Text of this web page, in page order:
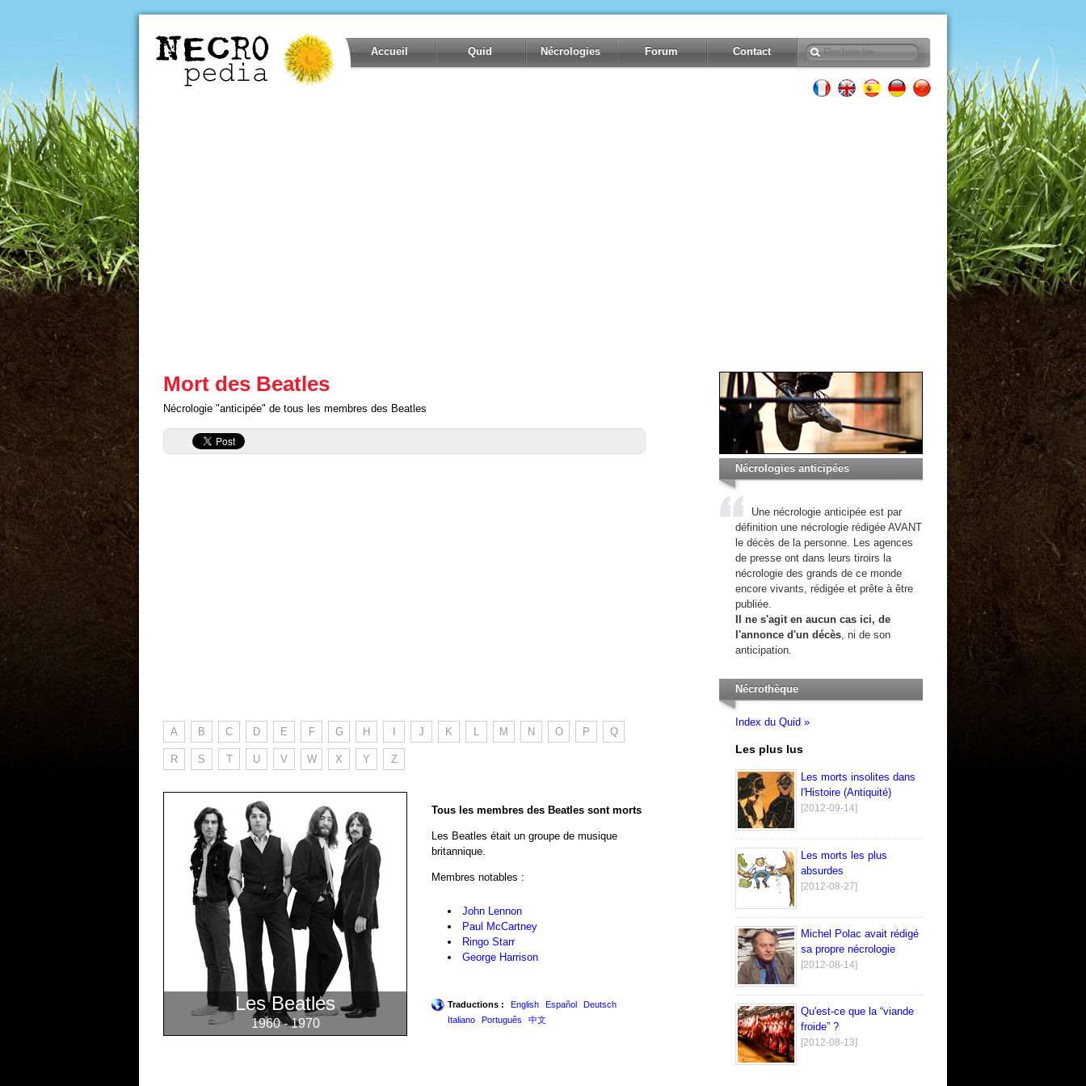
Accueil Quid Nécrologies Forum Contact
Mort des Beatles
Nécrologie "anticipée" de tous les membres des Beatles
A B C D E F G H J K L M N O P Q
R S T U V W X Y Z
Les Beatles
1960 - 1970
Tous les membres des Beatles sont morts
Les Beatles était un groupe de musique
britannique.
Membres notables :
John Lennon
Paul McCartney
Ringo Starr
George Harrison
Traductions : English Español
Deutsch
Italiano
Português 中文
Nécrologies anticipées
Une nécrologie anticipée est par
définition une nécrologie rédigée AVANT
le décès de la personne. Les agences
de presse ont dans leurs tiroirs la
nécrologie des grands de ce monde
encore vivants, rédigée et prête à être
publiée.
Il ne s'agit en aucun cas ici, de
l'annonce d'un décès, ni de son
anticipation.
Nécrothèque
Index du Quid »
Les plus lus
Les morts insolites dans
l'Histoire (Antiquité)
[2012-09-14]
Les morts les plus
absurdes
[2012-08-27]
Michel Polac avait rédigé
sa propre nécrologie
[2012-08-14]
Qu'est-ce que la “viande
froide” ?
[2012-08-13]